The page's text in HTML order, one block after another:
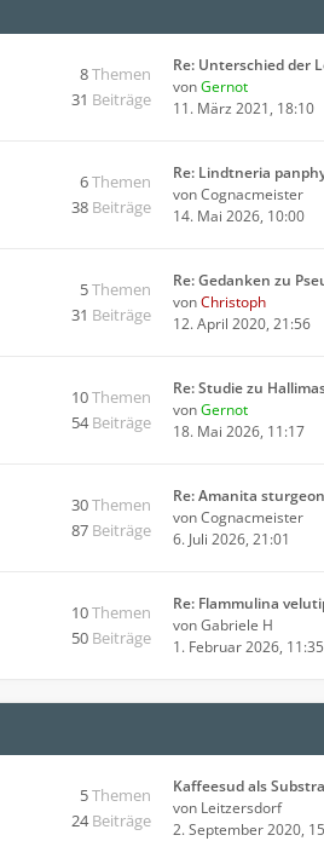
8Themen
31 Beiträge
Re: Unterschied der
vonGernot
11. März 2021, 18:10
6Themen
38 Beiträge
Re: Lindtneria
vonCognacmeister
14. Mai 2026, 10:00
5Themen
31 Beiträge
Re: Gedanken zu
vonChristoph
12. April 2020, 21:56
10Themen
54Beiträge
Re: Studie zu
vonGernot
18. Mai 2026, 11:17
30Themen
87 Beiträge
Re: Amanita
vonCognacmeister
6. Juli 2026, 21:01
10Themen
50 Beiträge
Re: Flammulina
vonGabriele H
1. Februar 2026, 11:35
5Themen
24Beiträge
Kaffeesud als
von Leitzersdorf
2. September 2020,